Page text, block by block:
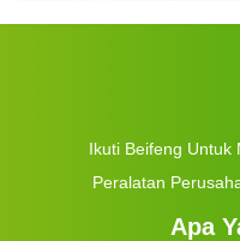
Ikuti Beifeng Untuk
Peralatan
Apa